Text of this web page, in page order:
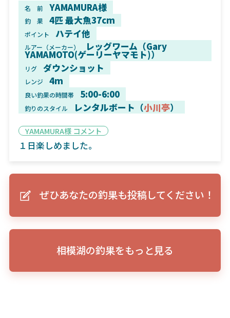
名 前 YAMAMURA様
釣 果 4匹 最大魚37cm
ポイント ハテイ他
ルアー（メーカー） レッグワーム（Gary
YAMAMOTO(ゲーリーヤマモト)）
リグ ダウンショット
レンジ 4m
良い釣果の時間帯 5:00-6:00
釣りのスタイル レンタルボート（小川亭）
YAMAMURA様 コメント
１日楽しめました。
ぜひあなたの釣果も投稿してください！
相模湖の釣果をもっと見る